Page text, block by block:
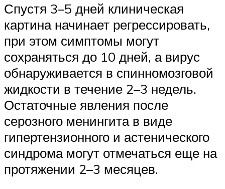
Спустя 3–5 дней клиническая
картина начинает регрессировать,
при этом симптомы могут
сохраняться до 10 дней, а вирус
обнаруживается в спинномозговой
жидкости в течение 2–3 недель.
Остаточные явления после
серозного менингита в виде
гипертензионного и астенического
синдрома могут отмечаться еще на
протяжении 2–3 месяцев.